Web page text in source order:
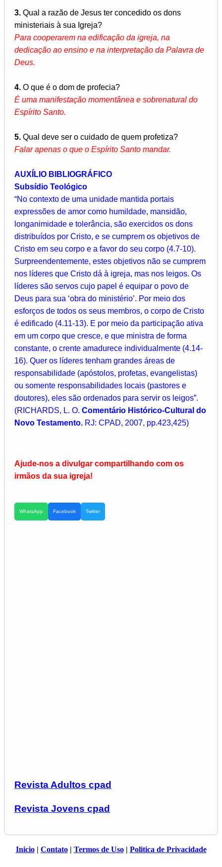
3. Qual a razão de Jesus ter concedido os dons
ministeriais à sua Igreja?
Para cooperarem na edificação da igreja, na
dedicação ao ensino e na interpretação da Palavra de
Deus.
4. O que é o dom de profecia?
É uma manifestação momentânea e sobrenatural do
Espírito Santo.
5. Qual deve ser o cuidado de quem profetiza?
Falar apenas o que o Espírito Santo mandar.
AUXÍLIO BIBLIOGRÁFICO
Subsídio Teológico
“No contexto de uma unidade mantida portais
expressões de amor como humildade, mansidão,
longanimidade e tolerância, são exercidos os dons
distribuídos por Cristo, e se cumprem os objetivos de
Cristo em seu corpo e a favor do seu corpo (4.7-10).
Surpreendentemente, estes objetivos não se cumprem
nos líderes que Cristo dá à igreja, mas nos leigos. Os
líderes são servos cujo papel é equipar o povo de
Deus para sua ‘obra do ministério’. Por meio dos
esforços de todos os seus membros, o corpo de Cristo
é edificado (4.11-13). E por meio da participação ativa
em um corpo que cresce, e que ministra de forma
constante, o crente amadurece individualmente (4.14-
16). Quer os líderes tenham grandes áreas de
responsabilidade (apóstolos, profetas, evangelistas)
ou somente responsabilidades locais (pastores e
doutores), eles são ordenados para servir os leigos”.
(RICHARDS, L. O. Comentário Histórico-Cultural do
Novo Testamento. RJ: CPAD, 2007, pp.423,425)
Ajude-nos a divulgar compartilhando com os
irmãos da sua igreja!
WhatsApp Facebook Twitter
Revista Adultos cpad
Revista Jovens cpad
Inicio| Contato| Termos de Uso| Politica de Privacidade